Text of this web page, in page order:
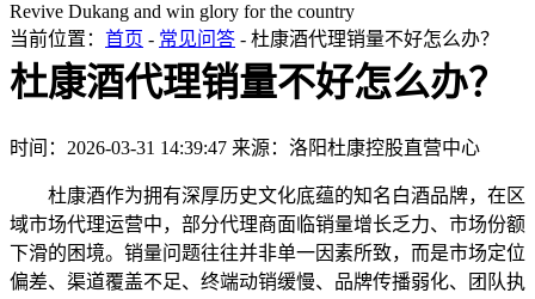
Revive Dukang and win glory for the country
当前位置： 首页 - 常见问答 - 杜康酒代理销量不好怎么办？
杜康酒代理销量不好怎么办？
时间：2026-03-31 14:39:47 来源：洛阳杜康控股直营中心
杜康酒作为拥有深厚历史文化底蕴的知名白酒品牌，在区
域市场代理运营中，部分代理商面临销量增长乏力、市场份额
下滑的困境。销量问题往往并非单一因素所致，而是市场定位
偏差、渠道覆盖不足、终端动销缓慢、品牌传播弱化、团队执